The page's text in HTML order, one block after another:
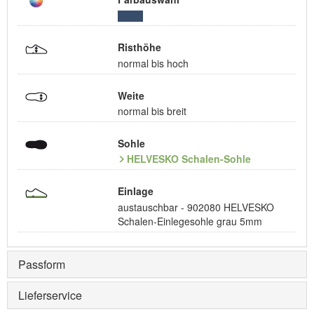
Risthöhe
normal bis hoch
Weite
normal bis breit
Sohle
HELVESKO Schalen-Sohle
Einlage
austauschbar - 902080 HELVESKO
Schalen-Einlegesohle grau 5mm
Passform
Lieferservice